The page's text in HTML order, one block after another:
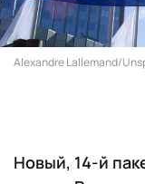
Alexandre Lallemand/
Новый, 14-й